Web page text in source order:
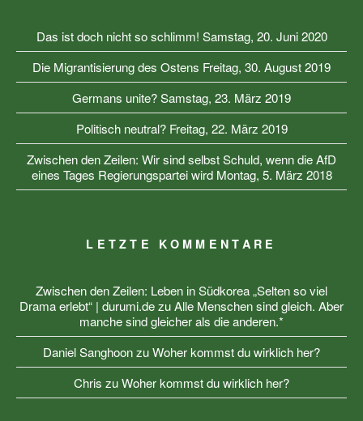
Das ist doch nicht so schlimm! Samstag, 20. Juni 2020
Die Migrantisierung des Ostens Freitag, 30. August 2019
Germans unite?Samstag, 23. März 2019
Politisch neutral? Freitag, 22. März 2019
Zwischen den Zeilen: Wir sind selbst Schuld, wenn die AfD
eines Tages Regierungspartei wird Montag, 5. März 2018
LETZTE KOMMENTARE
Zwischen den Zeilen: Leben in Südkorea „Selten so viel
Drama erlebt“ | durumi.dezuAlle Menschen sind gleich. Aber
manche sind gleicher als die anderen.*
Daniel SanghoonzuWoher kommst du wirklich her?
Chris zuWoher kommst du wirklich her?